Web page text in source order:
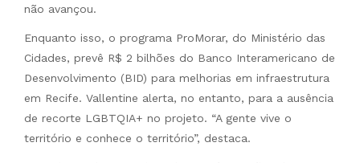
não avançou.
Enquanto isso, o programa ProMorar, do Ministério das
Cidades, prevê R$ 2 bilhões do Banco Interamericano de
Desenvolvimento (BID) para melhorias em infraestrutura
em Recife. Vallentine alerta, no entanto, para a ausência
de recorte LGBTQIA+ no projeto. “A gente vive o
território e conhece o território”, destaca.